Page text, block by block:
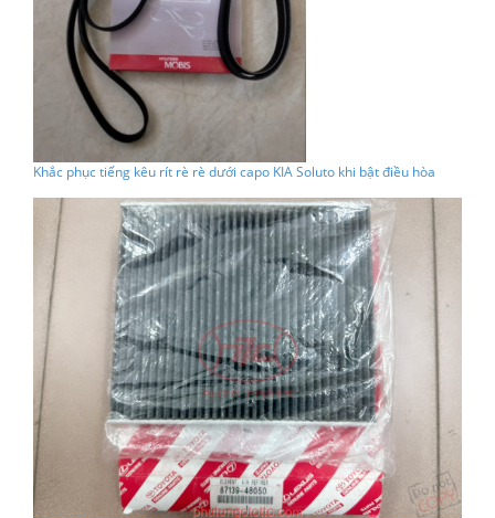
Khắc phục tiếng kêu rít rè rè dưới capo KIA Soluto khi bật điều hòa